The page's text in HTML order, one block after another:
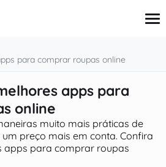
para comprar roupas online
apps para
online
muito mais práticas de
preço mais em conta. Confira
apps para comprar roupas